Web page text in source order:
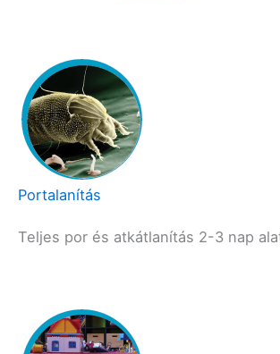
Portalanítás
Teljes por és atkátlanítás 2-3 nap